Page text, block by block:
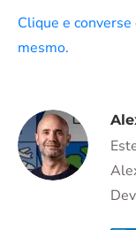
Clique e
mesmo.